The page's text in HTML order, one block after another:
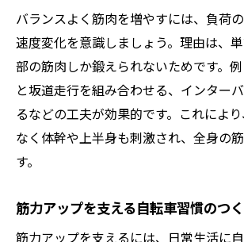
バランスよく筋肉を増やすには、負荷
速度変化を意識しましょう。理由は、
部の筋肉しか鍛えられないためです。
と坂道走行を組み合わせる、インター
るなどの工夫が効果的です。これによ
なく体幹や上半身も刺激され、全身の
す。
筋力アップを支える自転車習慣のつ
筋力アップを支えるには、日常生活に